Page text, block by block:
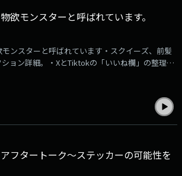
欲モンスターと呼ばれています。
ンスターと呼ばれています・スクイーズ、前髪
ョン詳細。・XとTiktokの「いいね欄」の整理で
たい女、南沙良。・旅行とごはんは絶対失敗し
。・「マジカル・シークレット・ツアー」で訪れ
・予定通りにいかなかったことを思い出し、収録
なる衝動に駆られる。・「マジカル・シークレッ
にガラガラな飲食店でも入店後すぐに大行列を呼
を必ず晴れさせることができる」などの能力を持
」を持つリスナーからのメールを紹介します。
フタートーク～ステッカーの可能性を